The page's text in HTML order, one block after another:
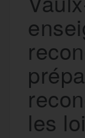
les